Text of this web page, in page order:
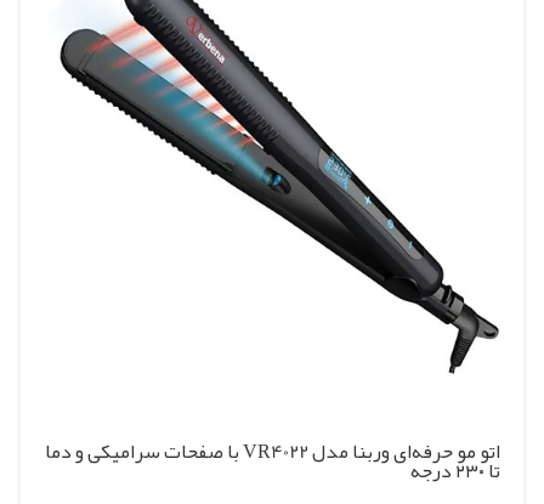
اتو مو حرفه‌ای وربنا مدل VR4022 با صفحات سرامیکی و دما تا ۲۳۰ درجه